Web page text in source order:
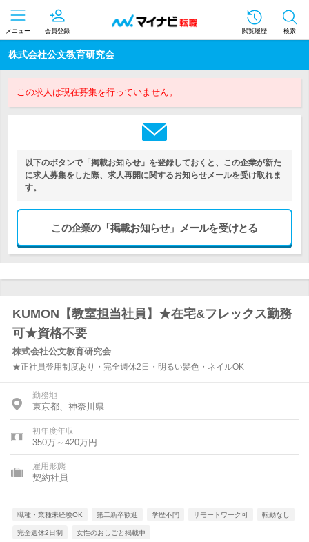
メニュー 会員登録 閲覧履歴 検索
株式会社公文教育研究会
この求人は現在募集を行っていません。
以下のボタンで「掲載お知らせ」を登録しておくと、この企業が新た
に求人募集をした際、求人再開に関するお知らせメールを受け取れま
す。
この企業の「掲載お知らせ」メールを受けとる
KUMON【教室担当社員】★在宅&フレックス勤務
可★資格不要
株式会社公文教育研究会
★正社員登用制度あり・完全週休2日・明るい髪色・ネイルOK
勤務地
東京都、神奈川県
初年度年収
350万～420万円
雇用形態
契約社員
職種・業種未経験OK 第二新卒歓迎 学歴不問 リモートワーク可 転勤なし
完全週休2日制 女性のおしごと掲載中